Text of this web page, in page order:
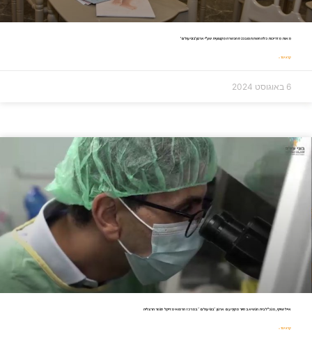
מאות מדריכות כלה השתתפו בכנס הכשרה מקצועית שע"י ארגון 'בוני עולם'
קרא עוד »
6 באוגוסט 2024
אייל שויקי, מנכ"ל בית הנשיא בסיור מקיף עם ארגון ״בוני עולם״ במרכז הרפואי מדיקל סנטר הרצליה
קרא עוד »